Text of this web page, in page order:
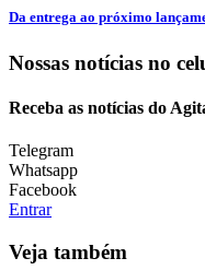
Da entrega ao próximo
Nossas notícias no
Receba as notícias do
Telegram
Whatsapp
Facebook
Entrar
Veja também